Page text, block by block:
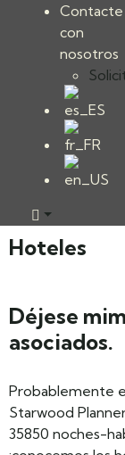
Contacte
con
nosotros
Hoteles
Déjese
asociados.
Probablemente
Starwood
35850 noches-